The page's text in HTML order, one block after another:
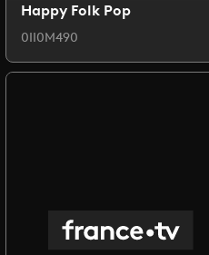
Happy Folk Pop
0II0M490